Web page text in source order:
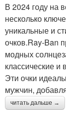
В 2024 году на
несколько
уникальные и
очков.Ray-Ban
модных
классические и
Эти очки
мужчин,
читать дальше →